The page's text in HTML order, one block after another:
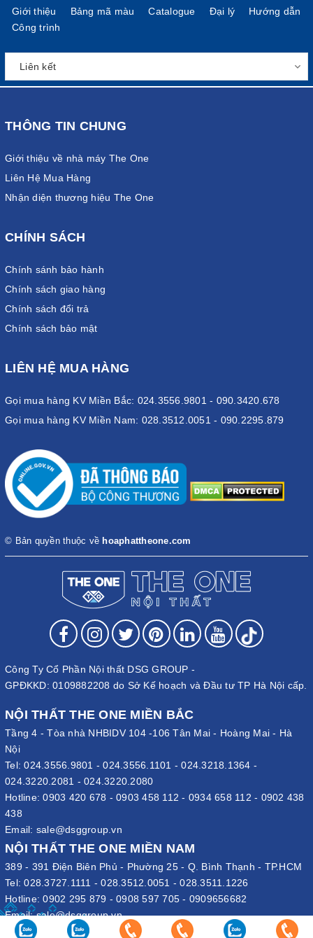
Giới thiệu Bảng mã màu Catalogue Đại lý
Hướng dẫn
Công trình
THÔNG TIN CHUNG
Giới thiệu về nhà máy The One
Liên Hệ Mua Hàng
Nhận diện thương hiệu The One
CHÍNH SÁCH
Chính sánh bảo hành
Chính sách giao hàng
Chính sách đổi trả
Chính sách bảo mật
LIÊN HỆ MUA HÀNG
Gọi mua hàng KV Miền Bắc: 024.3556.9801 - 090.3420.678
Gọi mua hàng KV Miền Nam: 028.3512.0051 - 090.2295.879
© Bản quyền thuộc về hoaphattheone.com
Công Ty Cổ Phần Nội thất DSG GROUP -
GPĐKKD: 0109882208 do Sở Kế hoạch và Đầu tư TP Hà Nội cấp.
NỘI THẤT THE ONE MIỀN BẮC
Tầng 4 - Tòa nhà NHBIDV 104 -106 Tân Mai - Hoàng Mai - Hà
Nội
Tel:024.3556.9801 -024.3556.1101 -024.3218.1364 -
024.3220.2081 - 024.3220.2080
Hotline:0903 420 678 - 0903 458 112 - 0934 658 112 - 0902 438
438
Email: sale@dsggroup.vn
NỘI THẤT THE ONE MIỀN NAM
389 - 391 Điện Biên Phủ - Phường 25 - Q. Bình Thạnh - TP.HCM
Tel:028.3727.1111 -028.3512.0051 -028.3511.1226
Hotline:0902 295 879 - 0908 597 705 - 0909656682
Email:sale@dsggroup.vn
VĂN PHÒNG TẬP ĐOÀN